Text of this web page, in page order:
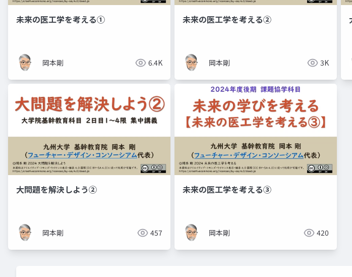
未来の医工学を考える①
岡本剛 6.4K
未来の医工学を考える②
岡本剛 3K
大問題を解決しよう②
岡本剛 457
未来の医工学を考える③
岡本剛 420